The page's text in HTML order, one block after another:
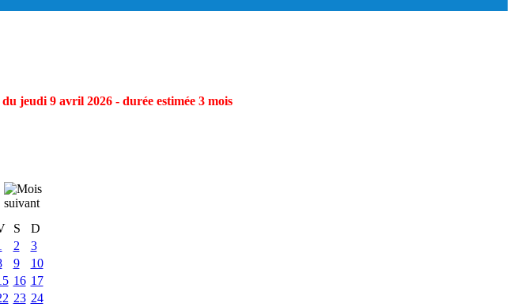
jeudi 9 avril 2026 - durée estimée 3 mois
S
D
2
3
9
10
16 17
23 24